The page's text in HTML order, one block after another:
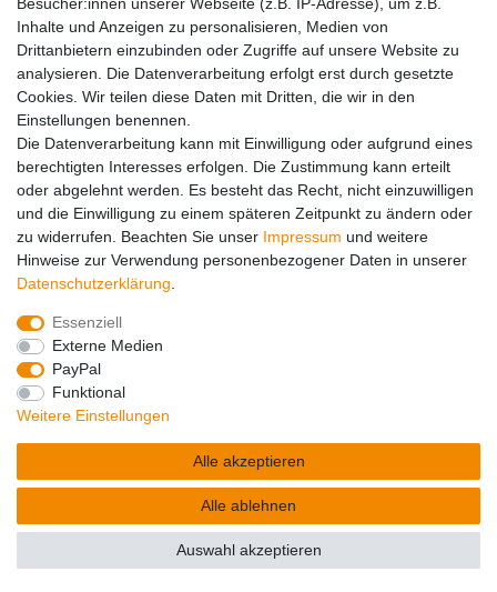
(Montag bis Donnerstag von 7:00-12:00 und
von 13:00-16:00 Uhr)
Impressum Daten­schutz­erklärung
Barrierefreiheitserklärung Widerrufs­recht
Vertrag widerrufen Kontakt
Inhalte und Anzeigen zu personalisieren, Medien von
Drittanbietern einzubinden oder Zugriffe auf unsere Website zu
analysieren. Die Datenverarbeitung erfolgt erst durch gesetzte
Cookies. Wir teilen diese Daten mit Dritten, die wir in den
Einstellungen benennen.
Die Datenverarbeitung kann mit Einwilligung oder aufgrund eines
berechtigten Interesses erfolgen. Die Zustimmung kann erteilt
oder abgelehnt werden. Es besteht das Recht, nicht einzuwilligen
und die Einwilligung zu einem späteren Zeitpunkt zu ändern oder
zu widerrufen. Beachten Sie unser Impressum und weitere
Hinweise zur Verwendung personenbezogener Daten in unserer
Daten­schutz­erklärung
Essenziell
Externe Medien
PayPal
Funktional
Weitere Einstellungen
Alle akzeptieren
Alle ablehnen
Auswahl akzeptieren
© Copyright 2026 | Alle Rechte vorbehalten.
Alle Preise inklusive gesetzlicher Mehrwertsteuer und